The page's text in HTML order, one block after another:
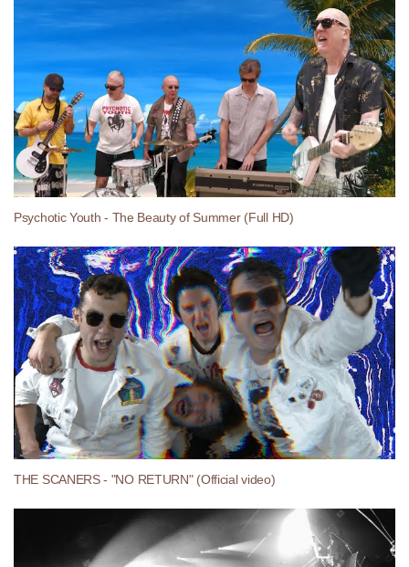
Psychotic Youth - The Beauty of Summer (Full HD)
THE SCANERS - "NO RETURN" (Official video)